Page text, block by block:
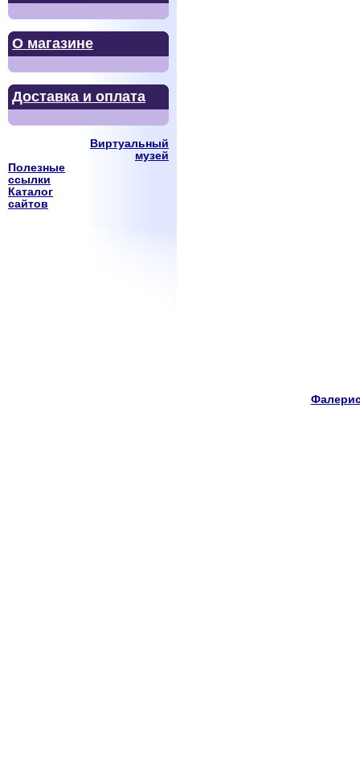
О магазине
Доставка и оплата
Виртуальный
музей
Полезные
ссылки
Каталог
сайтов